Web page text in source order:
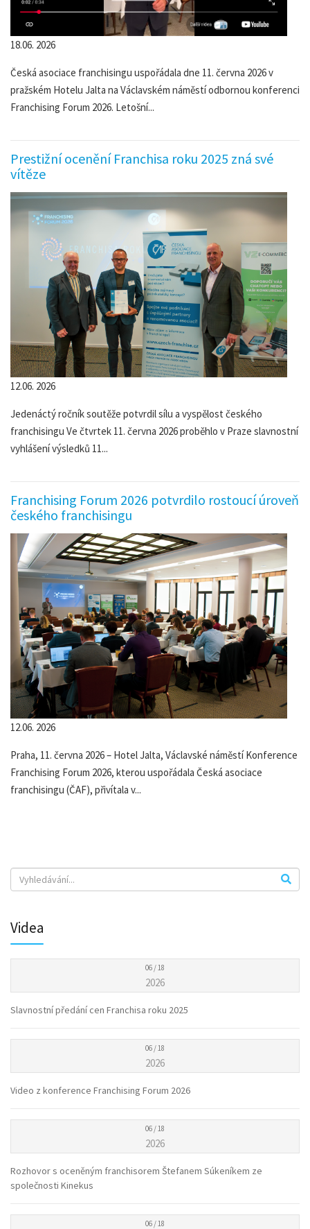
18.06. 2026
Česká asociace franchisingu uspořádala dne 11. června 2026 v
pražském Hotelu Jalta na Václavském náměstí odbornou konferenci
Franchising Forum 2026. Letošní...
Prestižní ocenění Franchisa roku 2025 zná své
vítěze
12.06. 2026
Jedenáctý ročník soutěže potvrdil sílu a vyspělost českého
franchisingu Ve čtvrtek 11. června 2026 proběhlo v Praze slavnostní
vyhlášení výsledků 11...
Franchising Forum 2026 potvrdilo rostoucí úroveň
českého franchisingu
12.06. 2026
Praha, 11. června 2026 – Hotel Jalta, Václavské náměstí Konference
Franchising Forum 2026, kterou uspořádala Česká asociace
franchisingu (ČAF), přivítala v...
Videa
06 / 18
2026
Slavnostní předání cen Franchisa roku 2025
06 / 18
2026
Video z konference Franchising Forum 2026
06 / 18
2026
Rozhovor s oceněným franchisorem Štefanem Súkeníkem ze
společnosti Kinekus
06 / 18